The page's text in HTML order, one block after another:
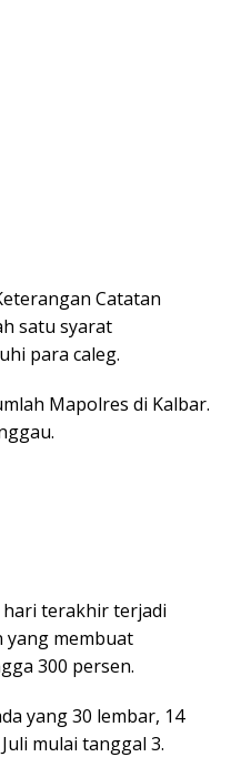
Catatan
satu syarat
para caleg.
Mapolres di Kalbar.
terakhir terjadi
yang membuat
300 persen.
yang 30 lembar, 14
mulai tanggal 3.